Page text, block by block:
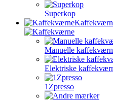
Superkop
Manuelle
Elektriske
1Zpresso